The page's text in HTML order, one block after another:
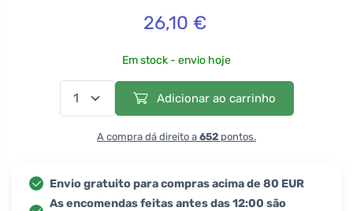
26,10 €
Em stock - envio hoje
Adicionar ao carrinho
A compra dá direito a 652 pontos.
Envio gratuito para compras acima de 80 EUR
As encomendas feitas antes das 12:00 são